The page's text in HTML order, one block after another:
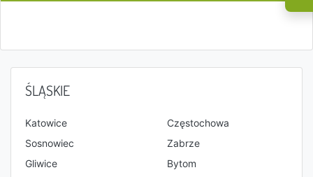
ŚLĄSKIE
Katowice
Częstochowa
Sosnowiec
Zabrze
Gliwice
Bytom